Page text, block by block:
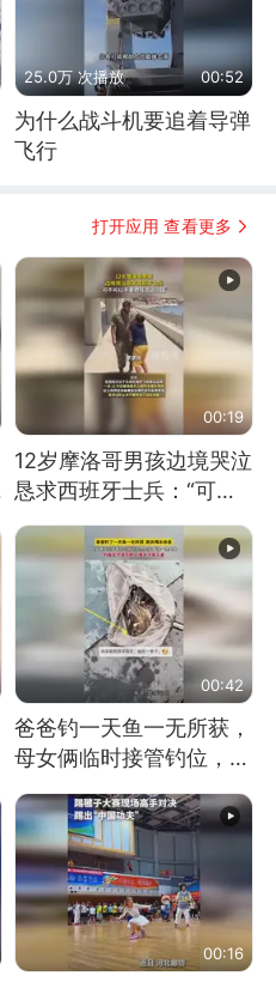
25.0万 次播放 00:52
为什么战斗机要追着导弹
飞行
打开应用 查看更多
00:19
12岁摩洛哥男孩边境哭泣
恳求西班牙士兵：“可不
可以不要把我遣返回国”
00:42
爸爸钓一天鱼一无所获，
母女俩临时接管钓位，用
玩具鱼竿钓上大鱼
00:16